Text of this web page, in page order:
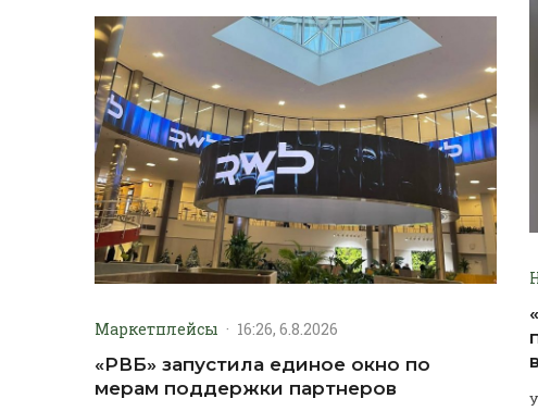
Маркетплейсы · 16:26, 6.8.2026
«РВБ» запустила единое окно по
мерам поддержки партнеров